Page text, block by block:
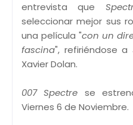
entrevista que
seleccionar mejor sus
una película "con un
fascina", refiriéndose
Xavier Dolan.
007 Spectre se
Viernes 6 de Noviembre.